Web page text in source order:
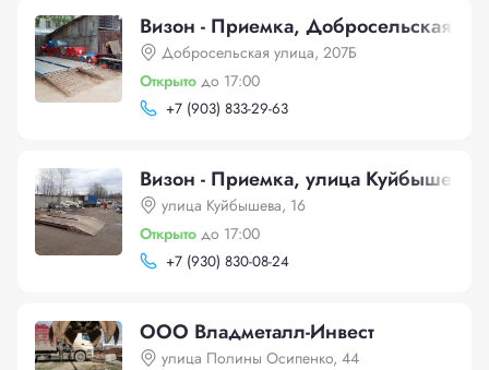
Визон - Приемка, Добросельская
Добросельская улица, 207Б
Открыто до 17:00
+7 (903) 833-29-63
Визон - Приемка, улица Куйбышева,
улица Куйбышева, 16
Открыто до 17:00
+7 (930) 830-08-24
ООО Владметалл-Инвест
улица Полины Осипенко, 44